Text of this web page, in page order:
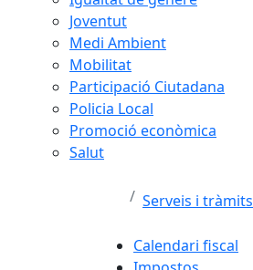
Joventut
Medi Ambient
Mobilitat
Participació Ciutadana
Policia Local
Promoció econòmica
Salut
Serveis i tràmits
Calendari fiscal